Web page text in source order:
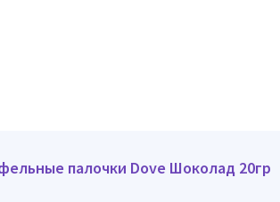
палочки Dove Шоколад 20гр